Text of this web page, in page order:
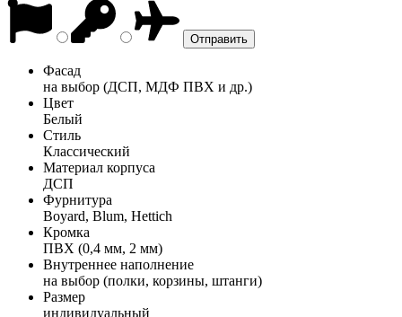
Фасад
на выбор (ДСП, МДФ ПВХ и др.)
Цвет
Белый
Стиль
Классический
Материал корпуса
ДСП
Фурнитура
Boyard, Blum, Hettich
Кромка
ПВХ (0,4 мм, 2 мм)
Внутреннее наполнение
на выбор (полки, корзины, штанги)
Размер
индивидуальный